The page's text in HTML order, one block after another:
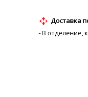
Доставка
- В отделение,